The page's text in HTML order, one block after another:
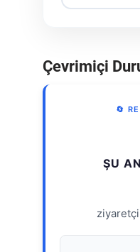
Çevrimiçi
🔄
ŞU
ziyaretçi